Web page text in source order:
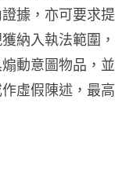
據，亦可要求提
納入執法範圍，
動意圖物品，並
虛假陳述，最高